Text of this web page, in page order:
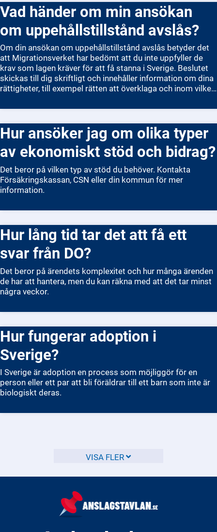
Vad händer om min ansökan
om uppehållstillstånd avslås?
Om din ansökan om uppehållstillstånd avslås betyder det
att Migrationsverket har bedömt att du inte uppfyller de
krav som lagen kräver för att få stanna i Sverige. Beslutet
skickas till dig skriftligt och innehåller information om dina
rättigheter, till exempel rätten att överklaga och inom vilken
Sverige måste du lämna landet inom den tid som anges. Du
förbud. Det är viktigt att du läser beslutet noggrant och
agerar i god tid.
Hur ansöker jag om olika typer
av ekonomiskt stöd och bidrag?
Det beror på vilken typ av stöd du behöver. Kontakta
Försäkringskassan, CSN eller din kommun för mer
information.
Hur lång tid tar det att få ett
svar från DO?
Det beror på ärendets komplexitet och hur många ärenden
de har att hantera, men du kan räkna med att det tar minst
några veckor.
Hur fungerar adoption i
Sverige?
I Sverige är adoption en process som möjliggör för en
person eller ett par att bli föräldrar till ett barn som inte är
biologiskt deras.
VISA FLER